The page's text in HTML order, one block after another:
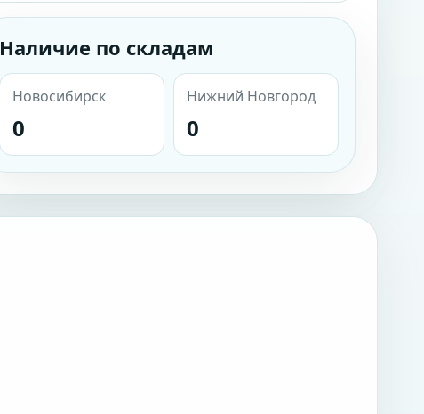
Наличие по складам
Новосибирск
0
Нижний Новгород
0